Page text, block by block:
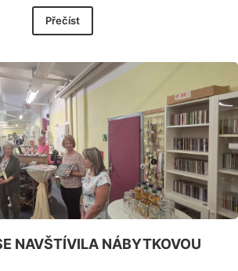
Přečíst
NAVŠTÍVILA NÁBYTKOVOU